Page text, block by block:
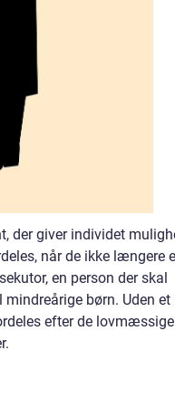
der giver individet
når de ikke længere
en person der skal
børn. Uden et
efter de lovmæssige